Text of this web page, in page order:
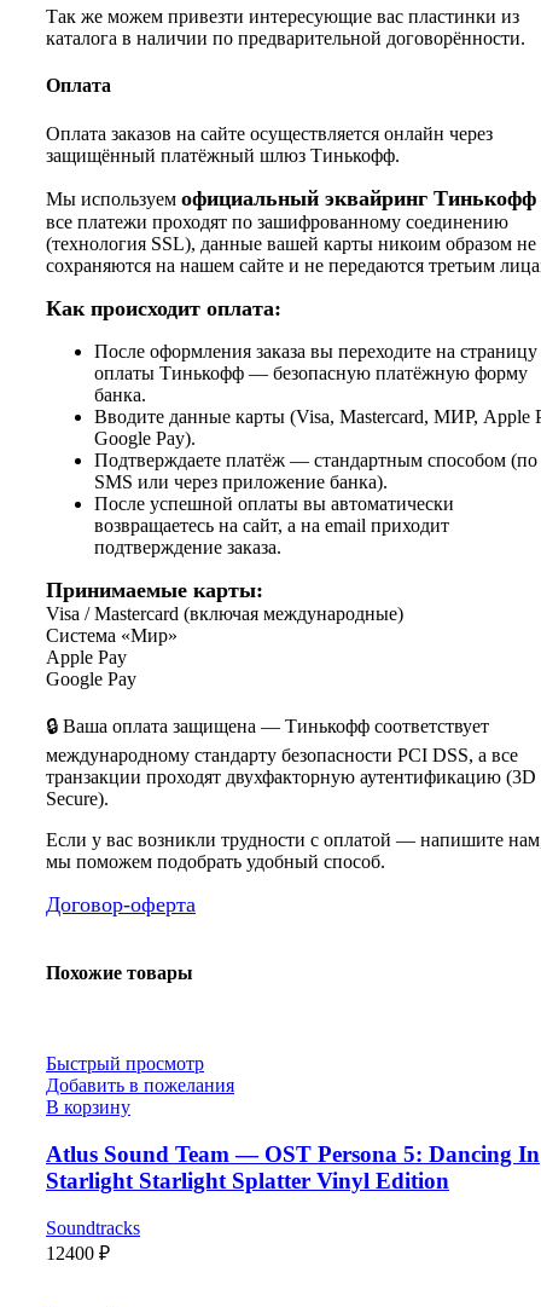
Так же можем привезти интересующие вас пластинки из
каталога в наличии по предварительной договорённости.
Оплата
Оплата заказов на сайте осуществляется онлайн через
защищённый платёжный шлюз Тинькофф.
Мы используем официальный эквайринг Тинькофф
все платежи проходят по зашифрованному соединению
(технология SSL), данные вашей карты никоим образом не
сохраняются на нашем сайте и не передаются третьим
Как происходит оплата:
После оформления заказа вы переходите на страницу
оплаты Тинькофф — безопасную платёжную форму
банка.
Вводите данные карты (Visa, Mastercard, МИР, Apple
Google Pay).
Подтверждаете платёж — стандартным способом (по
SMS или через приложение банка).
После успешной оплаты вы автоматически
возвращаетесь на сайт, а на email приходит
подтверждение заказа.
Принимаемые карты:
Visa / Mastercard (включая международные)
Система «Мир»
Apple Pay
Google Pay
🔒 Ваша оплата защищена — Тинькофф соответствует
международному стандарту безопасности PCI DSS, а все
транзакции проходят двухфакторную аутентификацию (3D
Secure).
Если у вас возникли трудности с оплатой — напишите
мы поможем подобрать удобный способ.
Договор-оферта
Похожие товары
Быстрый просмотр
Добавить в пожелания
В корзину
Atlus Sound Team — OST Persona 5: Dancing In
Starlight Starlight Splatter Vinyl Edition
Soundtracks
12400 ₽